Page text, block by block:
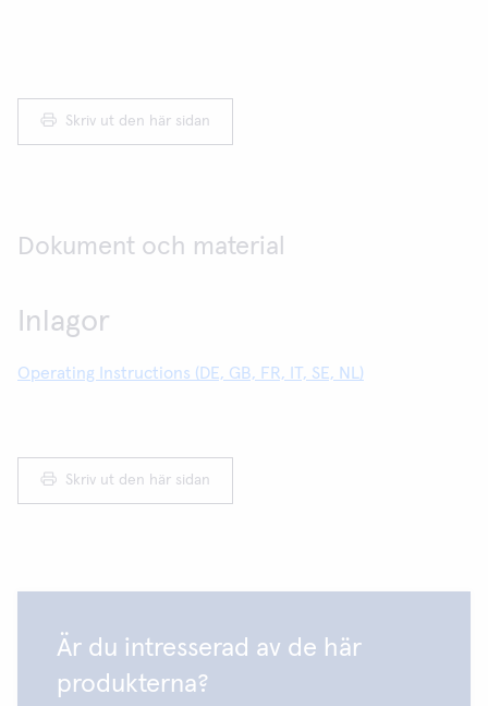
Skriv ut den här sidan
Dokument och material
Inlagor
Operating Instructions (DE, GB, FR, IT, SE, NL)
Skriv ut den här sidan
Är du intresserad av de här
produkterna?